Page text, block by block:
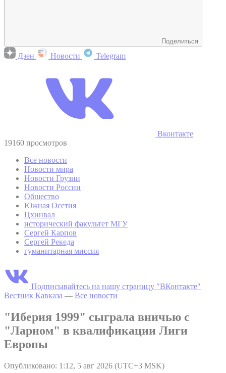
Поделиться
Дзен Новости Telegram
Вконтакте
19160 просмотров
Все новости
Новости мира
Новости Грузии
Новости России
Общество
Южная Осетия
Цхинвал
исторический факультет МГУ
Сергей Карпов
Сергей Рекеда
гуманитарная миссия
Подписывайтесь на нашу страницу "ВКонтакте"
Вестник Кавказа — Все новости
"Иберия 1999" сыграла вничью с
"Ларном" в квалификации Лиги
Европы
Опубликовано: 1:12, 5 авг 2026 (UTC+3 MSK)